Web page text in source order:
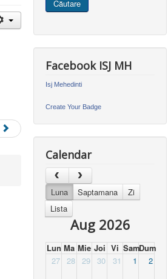
site
Căutare
Facebook ISJ MH
Isj Mehedinti
Create Your Badge
Calendar
Luna Saptamana
Zi
Lista
Aug 2026
Lun Ma Mie Joi Vi SamDum
27
28 29 30 31 1 2